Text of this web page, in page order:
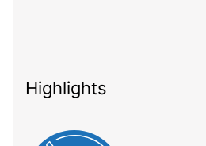
Highlights